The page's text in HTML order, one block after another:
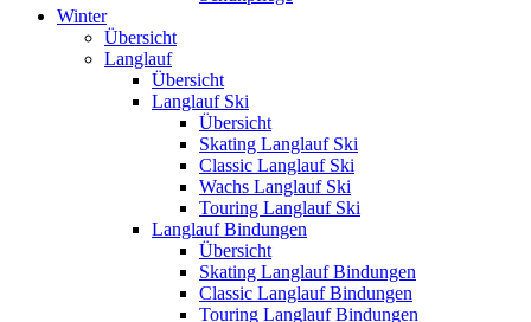
Winter
Übersicht
Langlauf
Übersicht
Langlauf Ski
Übersicht
Skating Langlauf Ski
Classic Langlauf Ski
Wachs Langlauf Ski
Touring Langlauf Ski
Langlauf Bindungen
Übersicht
Skating Langlauf Bindungen
Classic Langlauf Bindungen
Touring Langlauf Bindungen